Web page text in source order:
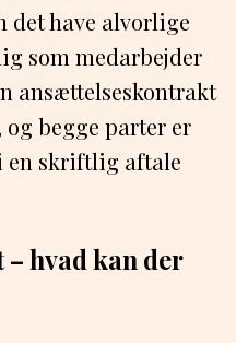
det have alvorlige
som medarbejder
ansættelseskontrakt
begge parter er
skriftlig aftale
hvad kan der